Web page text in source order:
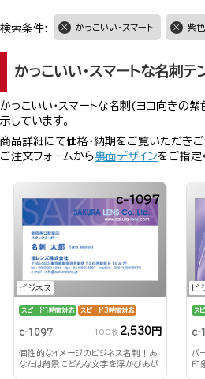
検索条件: かっこいい・スマート 紫色
かっこいい・スマートな名刺テ
かっこいい・スマートな名刺(ヨコ向きの
示しています。
商品詳細にて価格・納期をご覧いただき
ご注文フォームから裏面デザインをご指定
ビジネス
c-1097
スピード1時間対応 スピード3時間対応
c-1097 100枚 2,530円
個性的なイメージのビジネス名刺！あ
なたは背景にどんな文字を浮かびあが
ビ
ス
c-
パ
印